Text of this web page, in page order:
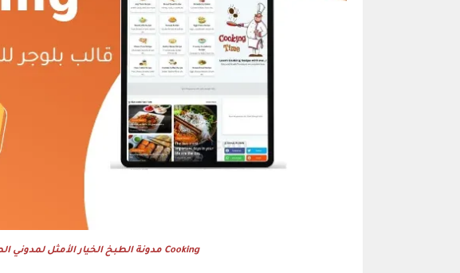
Cooking مدونة الطبخ الخيار الأمثل لمدوني الطعام والوصفات